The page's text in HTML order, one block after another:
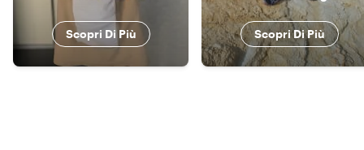
Scopri Di Più Scopri Di Più